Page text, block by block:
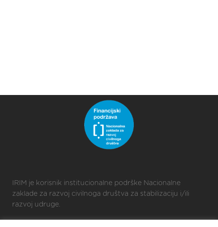
IRIM je korisnik institucionalne podrške Nacionalne
zaklade za razvoj civilnoga društva za stabilizaciju i/ili
razvoj udruge.